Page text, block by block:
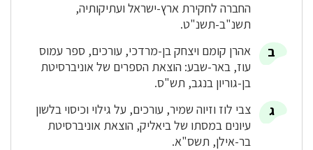
החברה לחקירת ארץ-ישראל ועתיקותיה,
תשנ"ב-תשנ"ט.
אהרן קומם ויצחק בן-מרדכי, עורכים, ספר עמוס
עוז, באר-שבע: הוצאת הספרים של אוניברסיטת
בן-גוריון בנגב, תש"ס.
צבי לוז וזיוה שמיר, עורכים, על גילוי וכיסוי בלשון
עיונים במסתו של ביאליק, הוצאת אוניברסיטת
בר-אילן, תשס"א.